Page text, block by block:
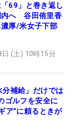
69」と巻き返し
内へ 谷田侑里香
厚/米女子下部
(土) 10時15分
分補給」だけでは
ゴルフを安全に
ア”に頼るときが